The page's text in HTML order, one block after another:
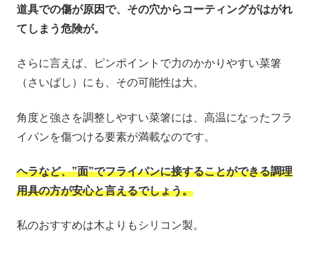
道具での傷が原因で、その穴からコーティングがはがれ
てしまう危険が。
さらに言えば、ピンポイントで力のかかりやすい菜箸
（さいばし）にも、その可能性は大。
角度と強さを調整しやすい菜箸には、高温になったフラ
イパンを傷つける要素が満載なのです。
ヘラなど、”面”でフライパンに接することができる調理
用具の方が安心と言えるでしょう。
私のおすすめは木よりもシリコン製。